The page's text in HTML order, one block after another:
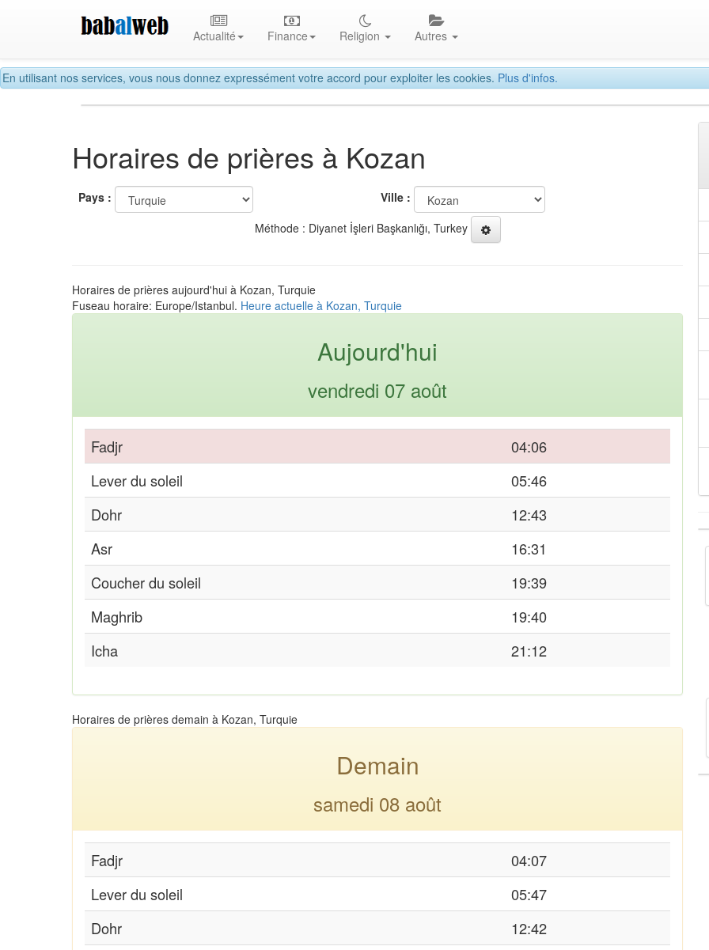
En utilisant nos services, vous nous donnez expressément votre accord pour exploiter les cookies. Plus d'infos.
Actualité Finance Religion Autres
Horaires de prières à Kozan
Pays :
Ville :
Méthode : Diyanet İşleri Başkanlığı, Turkey
Horaires de prières aujourd'hui à Kozan, Turquie
Fuseau horaire: Europe/Istanbul. Heure actuelle à Kozan, Turquie
Aujourd'hui
vendredi 07 août
Fadjr
04:06
Lever du soleil
05:46
Dohr
12:43
Asr
16:31
Coucher du soleil
19:39
Maghrib
19:40
Icha
21:12
Horaires de prières demain à Kozan, Turquie
Demain
samedi 08 août
Fadjr
04:07
Lever du soleil
05:47
Dohr
12:42